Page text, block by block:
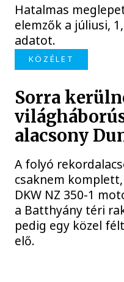
Hatalmas
elemzők a júliusi,
adatot.
KÖZÉLET
Sorra
alacsony
A folyó
csaknem
DKW NZ 350-1
a Batthyány téri
pedig egy közel
elő.